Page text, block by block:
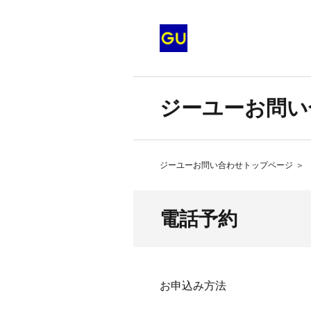
ジーユーお問
ジーユーお問い合わせトップページ ＞
電話予約
お申込み方法